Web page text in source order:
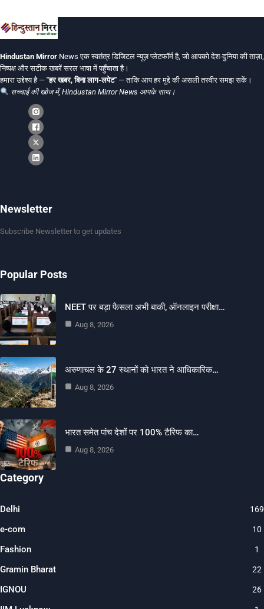
Hindustan Mirror News एक स्वतंत्र डिजिटल न्यूज़ प्लेटफॉर्म है, जो आपको देश-दुनिया की ताज़ा,
निष्पक्ष और सटीक खबरें सरल भाषा में पहुँचाता है।
हमारा उद्देश्य है — "हर खबर, बिना लाग-लपेट" — ताकि आप हर मुद्दे की असली तस्वीर समझ सकें।
सच्चाई की खोज में, Hindustan Mirror News आपके साथ।
Newsletter
Subscribe Newsletter to get updates
Popular Posts
NEET पर बड़ा फैसला अभी बाकी, ऑनलाइन परीक्षा…
Aug 8, 2026
अरुणाचल के 27 स्थानों को भारत ने आधिकारिक…
Aug 8, 2026
भारत समेत पांच देशों पर 100% टैरिफ का…
Aug 8, 2026
Category
Delhi
e-com 10
Fashion 1
Gramin Bharat 22
IGNOU 26